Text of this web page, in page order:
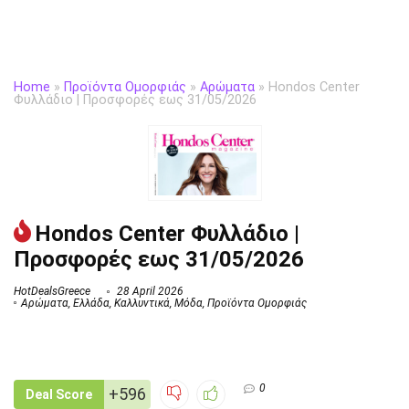
Home » Προϊόντα Ομορφιάς » Αρώματα » Hondos Center
Φυλλάδιο | Προσφορές εως 31/05/2026
Hondos Center Φυλλάδιο |
Προσφορές εως 31/05/2026
HotDealsGreece
28 April 2026
Αρώματα Ελλάδα Καλλυντικά Μόδα Προϊόντα Ομορφιάς
Deal Score +596 0